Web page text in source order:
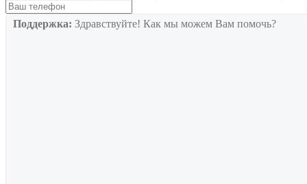
Поддержка: Здравствуйте! Как мы можем Вам помочь?